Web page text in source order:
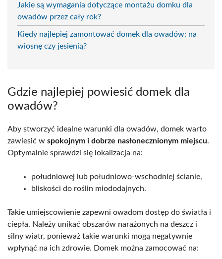
Jakie są wymagania dotyczące montażu domku dla
owadów przez cały rok?
Kiedy najlepiej zamontować domek dla owadów: na
wiosnę czy jesienią?
Gdzie najlepiej powiesić domek dla
owadów?
Aby stworzyć idealne warunki dla owadów, domek warto
zawiesić w spokojnym i dobrze nasłonecznionym miejscu.
Optymalnie sprawdzi się lokalizacja na:
południowej lub południowo-wschodniej ścianie,
bliskości do roślin miododajnych.
Takie umiejscowienie zapewni owadom dostęp do światła i
ciepła. Należy unikać obszarów narażonych na deszcz i
silny wiatr, ponieważ takie warunki mogą negatywnie
wpłynąć na ich zdrowie. Domek można zamocować na: